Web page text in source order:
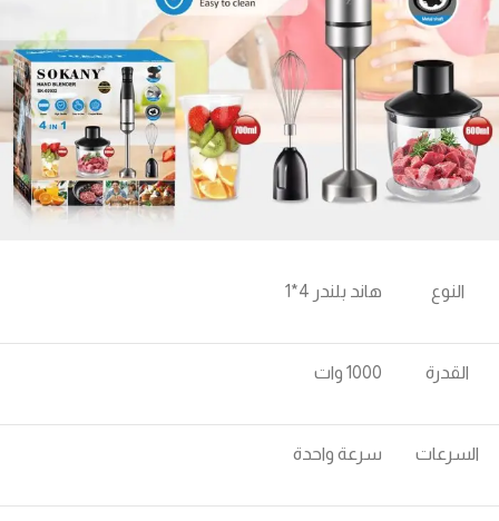
النوع هاند بلندر 4*1
القدرة 1000 وات
السرعات سرعة واحدة